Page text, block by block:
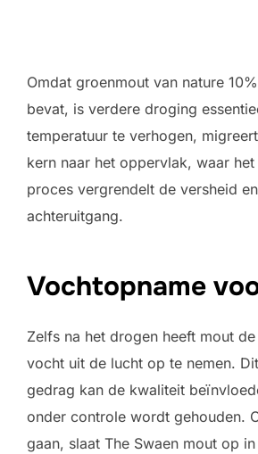
Omdat groenmout van nature
bevat, is verdere droging
temperatuur te verhogen,
kern naar het oppervlak, waar
proces vergrendelt de versheid
achteruitgang.
Vochtopname
Zelfs na het drogen heeft mout
vocht uit de lucht op te nemen.
gedrag kan de kwaliteit
onder controle wordt gehouden.
gaan, slaat The Swaen mout op in